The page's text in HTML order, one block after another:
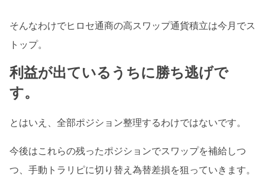
そんなわけでヒロセ通商の高スワップ通貨積立は今月でス
トップ。
利益が出ているうちに勝ち逃げで
す。
とはいえ、全部ポジション整理するわけではないです。
今後はこれらの残ったポジションでスワップを補給しつ
つ、手動トラリピに切り替え為替差損を狙っていきます。